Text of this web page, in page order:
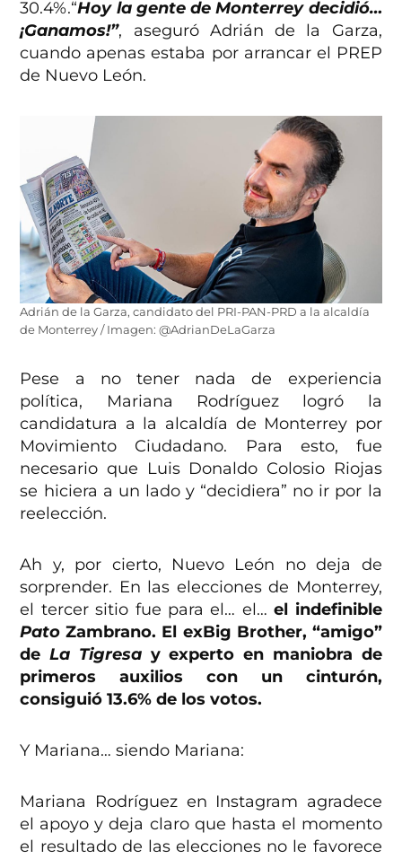
30.4%.“Hoy la gente de Monterrey decidió…
¡Ganamos!”, aseguró Adrián de la Garza,
cuando apenas estaba por arrancar el PREP
de Nuevo León.
Adrián de la Garza, candidato del PRI-PAN-PRD a la alcaldía
de Monterrey / Imagen: @AdrianDeLaGarza
Pese a no tener nada de experiencia
política, Mariana Rodríguez logró la
candidatura a la alcaldía de Monterrey por
Movimiento Ciudadano. Para esto, fue
necesario que Luis Donaldo Colosio Riojas
se hiciera a un lado y “decidiera” no ir por la
reelección.
Ah y, por cierto, Nuevo León no deja de
sorprender. En las elecciones de Monterrey,
el tercer sitio fue para el… el…el indefinible
PatoZambrano. El exBig Brother, “amigo”
deLa Tigresa y experto en maniobra de
primeros auxilios con un cinturón,
consiguió 13.6% de los votos.
Y Mariana… siendo Mariana:
Mariana Rodríguez en Instagram agradece
el apoyo y deja claro que hasta el momento
el resultado de las elecciones no le favorece